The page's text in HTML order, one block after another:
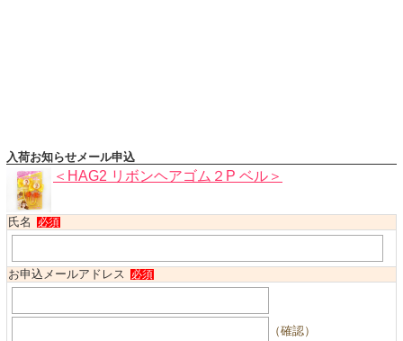
入荷お知らせメール申込
＜HAG2 リボンヘアゴム２P ベル＞
氏名 必須
お申込メールアドレス 必須
（確認）
アウトレット
ショッピングインフォメーション
お支払・送料
サイズの測り方